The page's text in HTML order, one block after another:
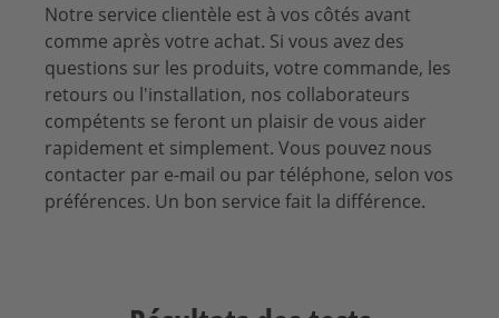
Notre service clientèle est à vos côtés avant
comme après votre achat. Si vous avez des
questions sur les produits, votre commande, les
retours ou l'installation, nos collaborateurs
compétents se feront un plaisir de vous aider
rapidement et simplement. Vous pouvez nous
contacter par e-mail ou par téléphone, selon vos
préférences. Un bon service fait la différence.